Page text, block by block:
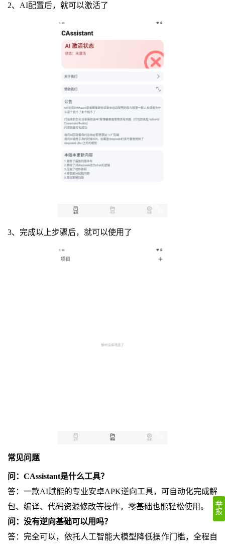
2、AI配置后，就可以激活了
3、完成以上步骤后，就可以使用了
常见问题
问：CAssistant是什么工具？
答：一款AI赋能的专业安卓APK逆向工具，可自动化完成解
包、编译、代码资源修改等操作，零基础也能轻松使用。
问：没有逆向基础可以用吗？
答：完全可以，依托人工智能大模型降低操作门槛，全程自
举
报